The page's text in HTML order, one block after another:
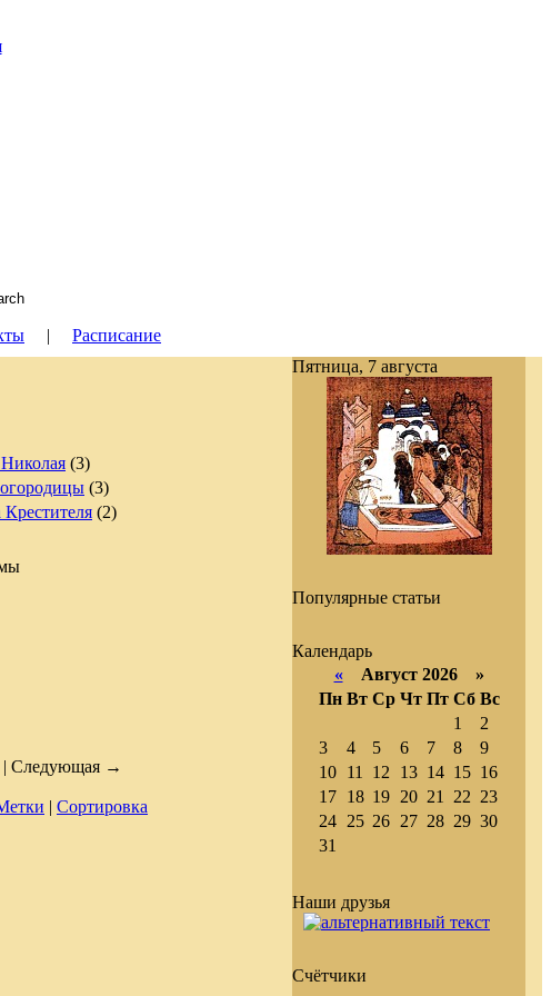
| Расписание
(3)
(3)
(2)
| Следующая →
| Сортировка
Пятница, 7 августа
Популярные статьи
Календарь
«Август 2026 »
Пн Вт Ср Чт Пт Сб Вс
1
2
3
4 5 6 7 8
9
10
11 12 13 14 15 16
17
18 19 20 21 22 23
24
25 26 27 28 29 30
31
Наши друзья
Счётчики